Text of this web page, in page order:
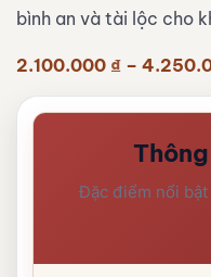
bình an và tài lộc cho
2.100.000 ₫ –
Đặc điểm nổi bật